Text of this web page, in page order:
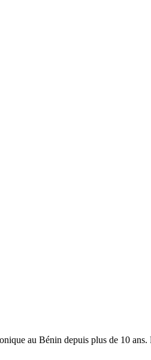
au Bénin depuis plus de 10